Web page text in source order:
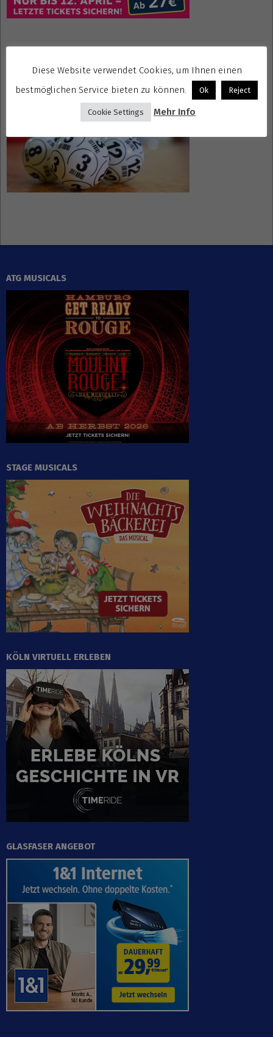
ATG MUSICALS
STAGE MUSICALS
KÖLN VIRTUELL ERLEBEN
GLASFASER ANGEBOT
Diese Website verwendet Cookies, um Ihnen einen
bestmöglichen Service bieten zu können.
Ok Reject
Cookie Settings Mehr Info